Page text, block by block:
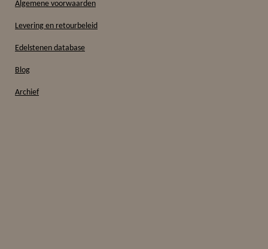
Algemene voorwaarden
Levering en retourbeleid
Edelstenen database
Blog
Archief